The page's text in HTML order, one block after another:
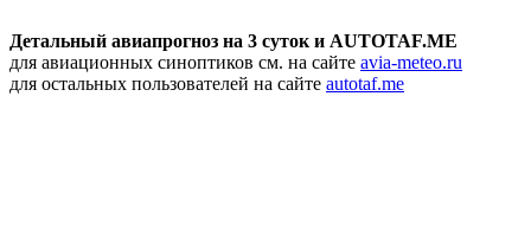
Детальный авиапрогноз на 3 суток и AUTOTAF.ME
для авиационных синоптиков см. на сайте avia-meteo.ru
для остальных пользователей на сайте autotaf.me